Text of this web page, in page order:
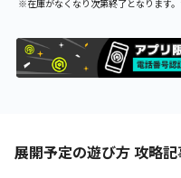
※在庫がなくなり次第終了となります
展開予定の遊び方 攻略